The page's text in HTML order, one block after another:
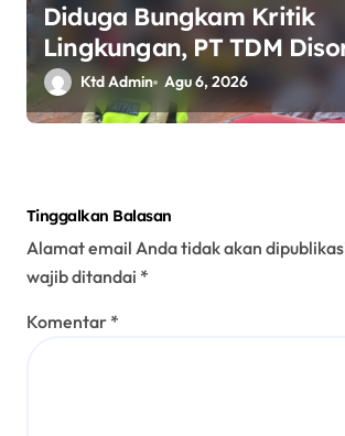
Diduga Bungkam Kritik
Lingkungan, PT TDM
Aksi Damai Gagal
Nilai Ada Indikasi
Ktd Admin Agu 6, 2026
Tinggalkan Balasan
Alamat email Anda tidak akan
wajib ditandai *
Komentar *